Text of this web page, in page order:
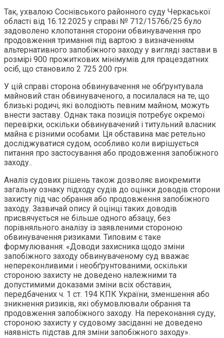
Так, ухвалою Соснівського районного суду Черкаської
області від 16.12.2025 у справі № 712/15766/25 було
задоволено клопотання сторони обвинувачення про
продовження тримання під вартою з визначенням
альтернативного запобіжного заходу у вигляді застави в
розмірі 900 прожиткових мінімумів для працездатних
осіб, що становило 2 725 200 грн.
У цій справі сторона обвинувачення не обґрунтувала
майновий стан обвинуваченого, а посилалася на те, що
близькі родичі, які володіють певним майном, можуть
внести заставу. Однак така позиція потребує окремої
перевірки, оскільки обвинувачений і титульний власник
майна є різними особами. Ця обставина має ретельно
досліджуватися судом, особливо коли вирішується
питання про застосування або продовження запобіжного
заходу..
Аналіз судових рішень також дозволяє виокремити
загальну ознаку підходу судів до оцінки доводів сторони
захисту під час обрання або продовження запобіжного
заходу. Зазвичай опису й оцінці таких доводів
присвячується не більше одного абзацу, без
порівняльного аналізу із заявленими стороною
обвинувачення ризиками. Типовим є таке
формулювання: «Доводи захисника щодо зміни
запобіжного заходу обвинуваченому суд вважає
непереконливими і необґрунтованими, оскільки
стороною захисту не доведено належними та
допустимими доказами зміни всіх обставин,
передбачених ч. 1 ст. 194 КПК України, зменшення або
зникнення ризиків, які обумовлювали обрання та
продовження запобіжного заходу. На переконання суду,
стороною захисту у судовому засіданні не доведено
наявність підстав для зміни запобіжного заходу».